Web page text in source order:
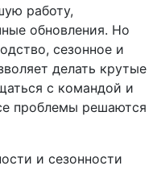
работу,
обновления. Но
сезонное и
делать крутые
с командой и
проблемы решаются
и сезонности